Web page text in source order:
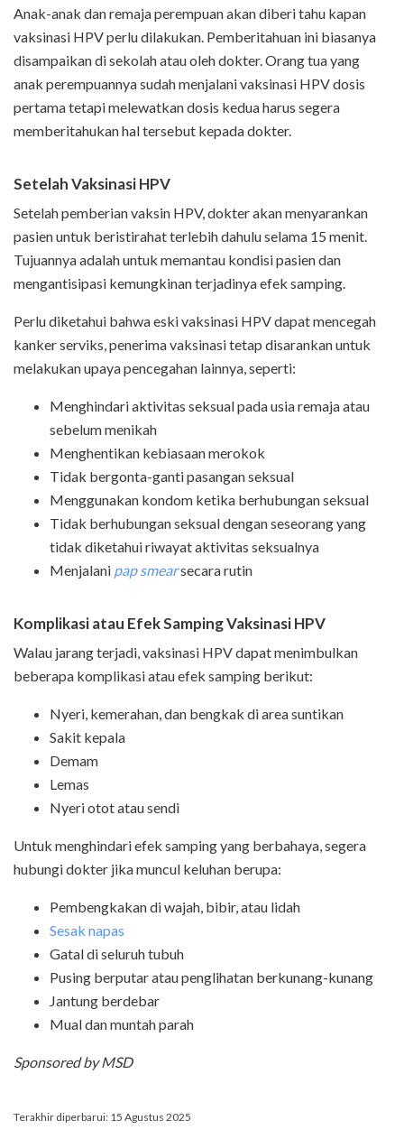
Anak-anak dan remaja perempuan akan diberi tahu kapan
vaksinasi HPV perlu dilakukan. Pemberitahuan ini biasanya
disampaikan di sekolah atau oleh dokter. Orang tua yang
anak perempuannya sudah menjalani vaksinasi HPV dosis
pertama tetapi melewatkan dosis kedua harus segera
memberitahukan hal tersebut kepada dokter.
Setelah Vaksinasi HPV
Setelah pemberian vaksin HPV, dokter akan menyarankan
pasien untuk beristirahat terlebih dahulu selama 15 menit.
Tujuannya adalah untuk memantau kondisi pasien dan
mengantisipasi kemungkinan terjadinya efek samping.
Perlu diketahui bahwa eski vaksinasi HPV dapat mencegah
kanker serviks, penerima vaksinasi tetap disarankan untuk
melakukan upaya pencegahan lainnya, seperti:
Menghindari aktivitas seksual pada usia remaja atau
sebelum menikah
Menghentikan kebiasaan merokok
Tidak bergonta-ganti pasangan seksual
Menggunakan kondom ketika berhubungan seksual
Tidak berhubungan seksual dengan seseorang yang
tidak diketahui riwayat aktivitas seksualnya
Menjalani pap smearsecara rutin
Komplikasi atau Efek Samping Vaksinasi HPV
Walau jarang terjadi, vaksinasi HPV dapat menimbulkan
beberapa komplikasi atau efek samping berikut:
Nyeri, kemerahan, dan bengkak di area suntikan
Sakit kepala
Demam
Lemas
Nyeri otot atau sendi
Untuk menghindari efek samping yang berbahaya, segera
hubungi dokter jika muncul keluhan berupa:
Pembengkakan di wajah, bibir, atau lidah
Sesak napas
Gatal di seluruh tubuh
Pusing berputar atau penglihatan berkunang-kunang
Jantung berdebar
Mual dan muntah parah
Sponsored by MSD
Terakhir diperbarui: 15 Agustus 2025